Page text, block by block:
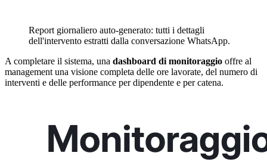
Report giornaliero auto-generato: tutti i dettagli
dell'intervento estratti dalla conversazione WhatsApp.
A completare il sistema, una dashboard di monitoraggio offre al
management una visione completa delle ore lavorate, del numero di
interventi e delle performance per dipendente e per catena.